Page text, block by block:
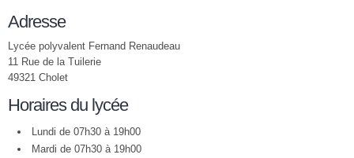
Adresse
Lycée polyvalent Fernand Renaudeau
11 Rue de la Tuilerie
49321 Cholet
Horaires du lycée
Lundi de 07h30 à 19h00
Mardi de 07h30 à 19h00